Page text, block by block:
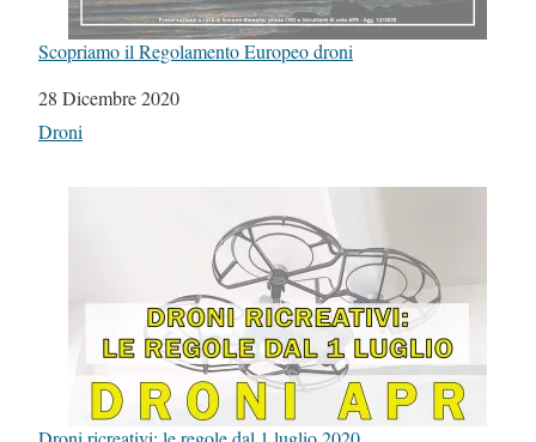
Scopriamo il Regolamento Europeo droni
Data
28 Dicembre 2020
In relazione a
Droni